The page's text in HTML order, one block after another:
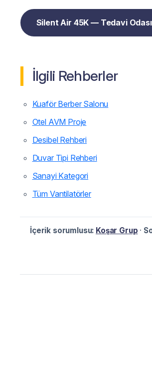
Silent Air 45K — Tedavi
İlgili Rehberler
Kuaför Berber Salonu
Otel AVM Proje
Desibel Rehberi
Duvar Tipi Rehberi
Sanayi Kategori
Tüm Vantilatörler
İçerik sorumlusu: Koşar Grup ·